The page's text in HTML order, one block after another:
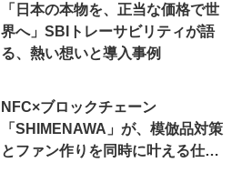
「日本の本物を、正当な価格で世
界へ」SBIトレーサビリティが語
る、熱い想いと導入事例
NFC×ブロックチェーン
「SHIMENAWA」が、模倣品対策
とファン作りを同時に叶える仕組